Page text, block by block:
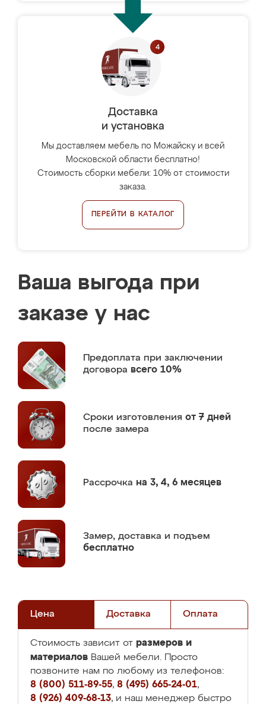
Доставка
и установка
Мы доставляем мебель по Можайску и всей
Московской области бесплатно!
Стоимость сборки мебели: 10% от стоимости
заказа.
ПЕРЕЙТИ В КАТАЛОГ
Ваша выгода при
заказе у нас
Предоплата при заключении
договора всего 10%
Сроки изготовления от 7 дней
после замера
Рассрочка на 3, 4, 6 месяцев
Замер, доставка и подъем
бесплатно
Цена Доставка Оплата
Стоимость зависит от размеров и
материалов Вашей мебели. Просто
позвоните нам по любому из телефонов:
8 (800) 511-89-55, 8 (495) 665-24-01,
8 (926) 409-68-13, и наш менеджер быстро